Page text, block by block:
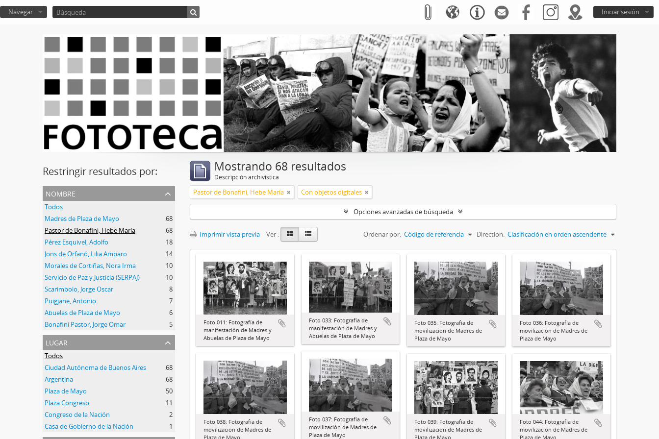
Iniciar sesión
Navegar
Restringir resultados por:
nombre
Todos
Madres de Plaza de Mayo
68
Pastor de Bonafini, Hebe María
68
Pérez Esquivel, Adolfo
18
Jons de Orfanó, Lilia Amparo
14
Morales de Cortiñas, Nora Irma
10
Servicio de Paz y Justicia (SERPAJ)
10
Scarimbolo, Jorge Oscar
8
Puigjane, Antonio
7
Abuelas de Plaza de Mayo
6
Bonafini Pastor, Jorge Omar
5
lugar
Todos
Ciudad Autónoma de Buenos Aires
68
Argentina
68
Plaza de Mayo
50
Plaza Congreso
11
Congreso de la Nación
2
Casa de Gobierno de la Nación
1
Mostrando 68 resultados
Descripción archivística
Pastor de Bonafini, Hebe María Con objetos digitales
Opciones avanzadas de búsqueda
Imprimir vista previa Ver : Ordenar por: Código de referencia Direction: Clasificación en orden ascendente
Foto 011: Fotografía de
manifestación de Madres y
Abuelas de Plaza de Mayo
Foto 033: Fotografía de
manifestación de Madres y
Abuelas de Plaza de Mayo
Foto 035: Fotografía de
movilización de Madres de
Plaza de Mayo
Foto 036: Fotografía de
movilización de Madres de
Plaza de Mayo
Foto 037: Fotografía de
movilización de Madres de
Plaza de Mayo
Foto 038: Fotografía de
movilización de Madres de
Plaza de Mayo
Foto 039: Fotografía de
movilización de Madres de
Plaza de Mayo
Foto 044: Fotografía de
movilización de Madres de
Plaza de Mayo